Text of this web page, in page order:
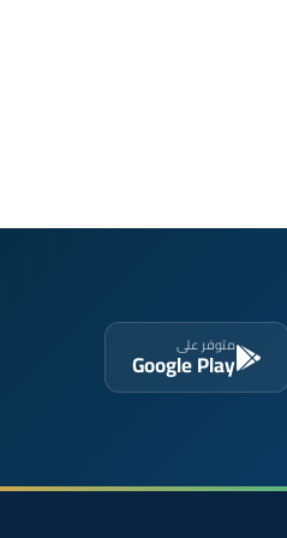
متوفر على
Google Play